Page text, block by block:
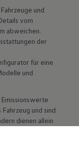
und
vom
abweichen.
der
für eine
und
und sind
dienen allein